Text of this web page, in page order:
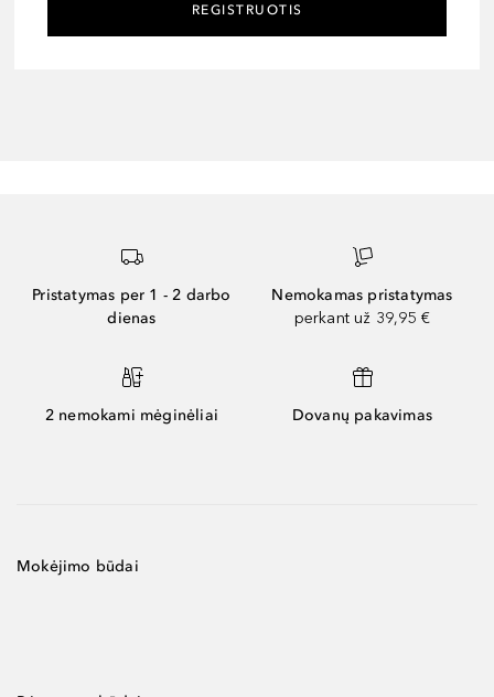
REGISTRUOTIS
Pristatymas per 1 - 2 darbo
dienas
Nemokamas pristatymas
perkant už 39,95 €
2 nemokami mėginėliai Dovanų pakavimas
Mokėjimo būdai